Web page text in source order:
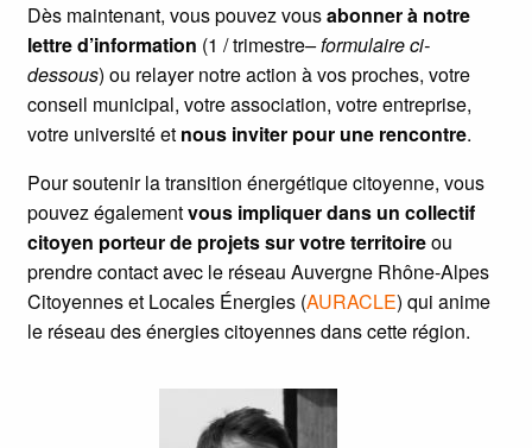
Dès maintenant, vous pouvez vousabonner à notre
lettre d’information (1 / trimestre– formulaire ci-
dessous) ou relayer notre action à vos proches, votre
conseil municipal, votre association, votre entreprise,
votre université et nous inviter pour une rencontre.
Pour soutenir la transition énergétique citoyenne, vous
pouvez égalementvous impliquer dans un collectif
citoyen porteur de projets sur votre territoireou
prendre contact avec le réseau Auvergne Rhône-Alpes
Citoyennes et Locales Énergies (AURACLE) qui anime
le réseau des énergies citoyennes dans cette région.